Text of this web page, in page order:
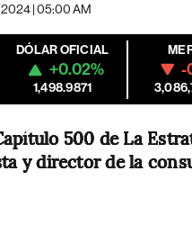
2024 | 05:00 AM
DÓLAR OFICIAL
+0.02%
1,498.9871
-
500 de La
y director de la